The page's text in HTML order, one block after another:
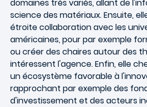
domaines très variés, allant de
science des matériaux. Ensuite,
étroite collaboration avec les
américaines, pour par exemple
ou créer des chaires autour des
intéressent l'agence. Enfin, elle
un écosystème favorable à
rapprochant par exemple des
d'investissement et des acteurs